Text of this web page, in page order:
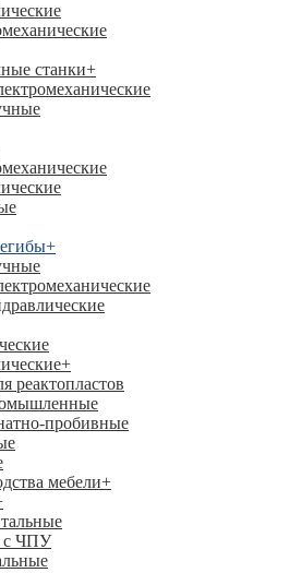
станки+
+
+
реактопластов
пробивные
мебели+
с ЧПУ